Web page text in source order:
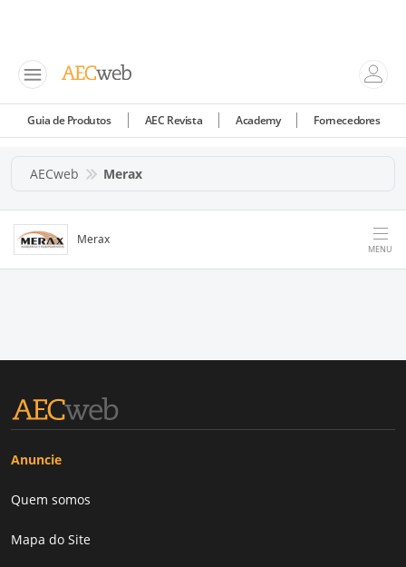
Guia de Produtos AEC Revista Academy Fornecedores
AECweb Merax
Merax
MENU
Anuncie
Quem somos
Mapa do Site